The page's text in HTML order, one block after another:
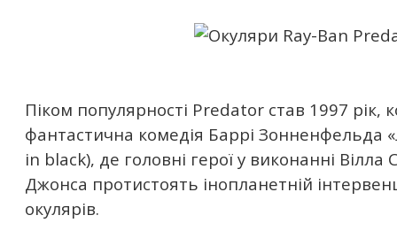
Піком популярності Predator став 1997
фантастична комедія Баррі Зонненфельда
in black), де головні герої у виконанні Вілла
Джонса протистоять інопланетній
окулярів.